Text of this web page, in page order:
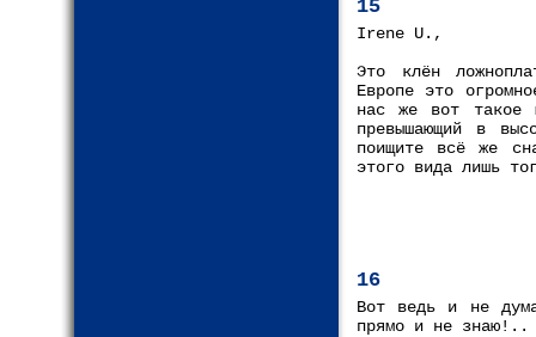
15
Irene U.,
Это клён
Европе это
нас же вот такое
превышающий в
поищите всё же
этого вида лишь
16
Вот ведь и не
прямо и не знаю!..